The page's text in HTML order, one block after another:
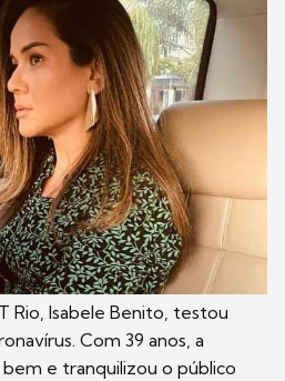
Rio, Isabele Benito, testou
Com 39 anos, a
e tranquilizou o público